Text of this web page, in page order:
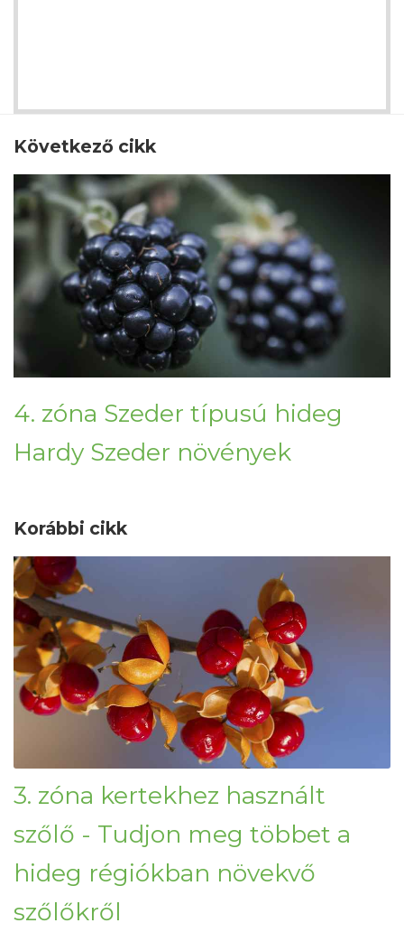
Következő cikk
4. zóna Szeder típusú hideg
Hardy Szeder növények
Korábbi cikk
3. zóna kertekhez használt
szőlő - Tudjon meg többet a
hideg régiókban növekvő
szőlőkről